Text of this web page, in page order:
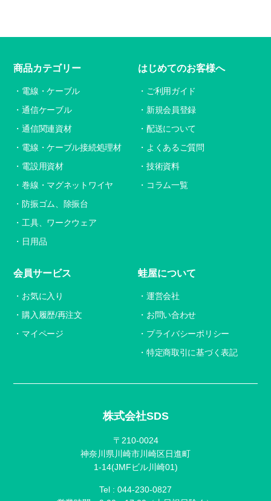
株式会社SDS
〒210-0024
神奈川県川崎市川崎区日進町
1-14(JMFビル川崎01)
Tel : 044-230-0827
商品カテゴリー
電線・ケーブル
通信ケーブル
通信関連資材
電線・ケーブル接続処理材
電設用資材
巻線・マグネットワイヤ
防振ゴム、除振台
工具、ワークウェア
日用品
はじめてのお客様へ
ご利用ガイド
新規会員登録
配送について
よくあるご質問
技術資料
コラム一覧
会員サービス
お気に入り
購入履歴/再注文
マイページ
蛙屋について
運営会社
お問い合わせ
プライバシーポリシー
特定商取引に基づく表記